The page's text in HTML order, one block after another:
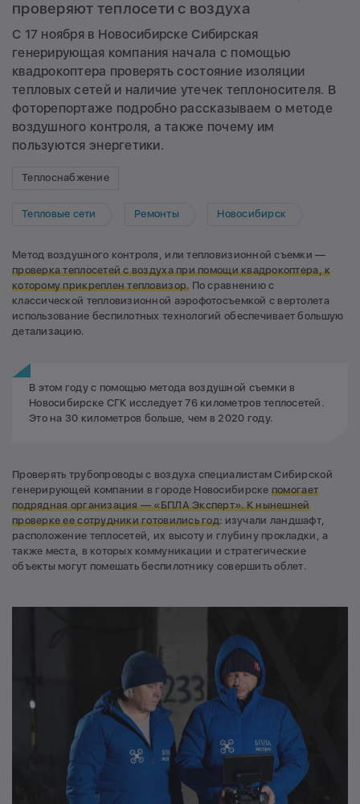
проверяют теплосети с воздуха
С 17 ноября в Новосибирске Сибирская
генерирующая компания начала с помощью
квадрокоптера проверять состояние изоляции
тепловых сетей и наличие утечек теплоносителя. В
фоторепортаже подробно рассказываем о методе
воздушного контроля, а также почему им
пользуются энергетики.
Теплоснабжение
Тепловые сети Ремонты Новосибирск
Метод воздушного контроля, или тепловизионной съемки —
проверка теплосетей с воздуха при помощи квадрокоптера, к
которому прикреплен тепловизор. По сравнению с
классической тепловизионной аэрофотосъемкой с вертолета
использование беспилотных технологий обеспечивает большую
детализацию.
В этом году с помощью метода воздушной съемки в
Новосибирске СГК исследует 76 километров теплосетей.
Это на 30 километров больше, чем в 2020 году.
Проверять трубопроводы с воздуха специалистам Сибирской
генерирующей компании в городе Новосибирске помогает
подрядная организация — «БПЛА Эксперт». К нынешней
проверке ее сотрудники готовились год: изучали ландшафт,
расположение теплосетей, их высоту и глубину прокладки, а
также места, в которых коммуникации и стратегические
объекты могут помешать беспилотнику совершить облет.